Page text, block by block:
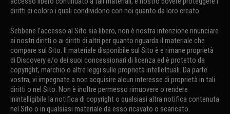
diritti di coloro i quali condividono con noi quanto da loro creato.
Sebbene l’accesso al Sito sia libero, non è nostra intenzione rinunciare
ai nostri diritti o ai diritti di altri per quanto riguarda il materiale che
compare sul Sito. Il materiale disponibile sul Sito è e rimane proprietà
di Discovery e/o dei suoi concessionari di licenza ed è protetto da
copyright, marchio o altre leggi sulle proprietà intellettuali. Da parte
vostra, vi impegnate a non acquisire alcun interesse di proprietà in tali
diritti o nel Sito. Non è inoltre permesso rimuovere o rendere
inintelligibile la notifica di copyright o qualsiasi altra notifica contenuta
nel Sito o in qualsiasi materiale da esso ricavato o scaricato.